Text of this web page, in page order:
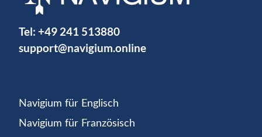
Tel: +49 241 513880
support@navigium.online
Navigium für Englisch
Navigium für Französisch